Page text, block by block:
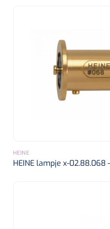
HEINE
HEINE lampje x-02.88.068